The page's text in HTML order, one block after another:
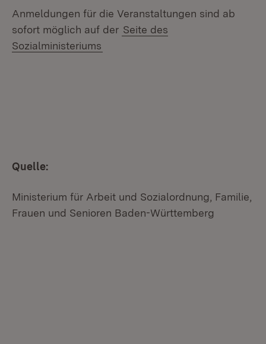
Anmeldungen für die Veranstaltungen sind ab
sofort möglich auf der Seite des
Sozialministeriums
Quelle:
Ministerium für Arbeit und Sozialordnung, Familie,
Frauen und Senioren Baden-Württemberg